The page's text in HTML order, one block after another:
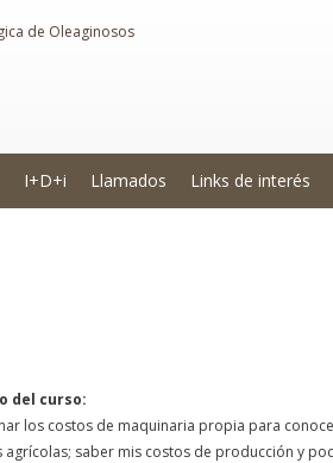
I+D+i Llamados Links de interés
del curso:
los costos de maquinaria propia para
agrícolas; saber mis costos de producción y